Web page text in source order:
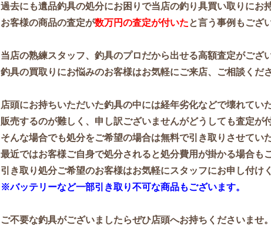
過去にも遺品釣具の処分にお困りで当店の釣り具買い取りにお
お客様の商品の査定が数万円の査定が付いたと言う事例もござ
当店の熟練スタッフ、釣具のプロだから出せる高額査定がござ
釣具の買取りにお悩みのお客様はお気軽にご来店、ご相談くだ
店頭にお持ちいただいた釣具の中には経年劣化などで壊れてい
販売するのが難しく、申し訳ございませんがどうしても査定が
そんな場合でも処分をご希望の場合は無料で引き取りさせてい
最近ではお客様ご自身で処分されると処分費用が掛かる場合も
引き取り処分ご希望のお客様はお気軽にスタッフにお申し付け
※バッテリーなど一部引き取り不可な商品もございます。
ご不要な釣具がございましたらぜひ店頭へお持ちくださいませ